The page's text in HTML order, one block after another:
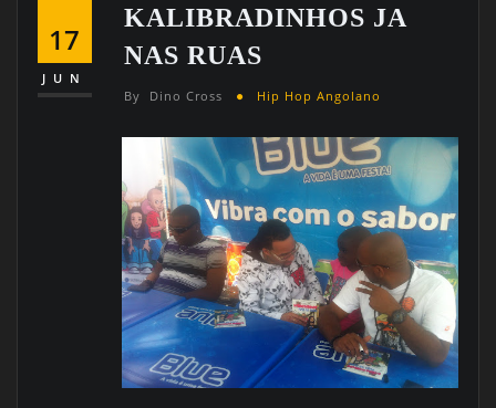
17
JUN
KALIBRADINHOS JA
NAS RUAS
By Dino Cross Hip Hop Angolano